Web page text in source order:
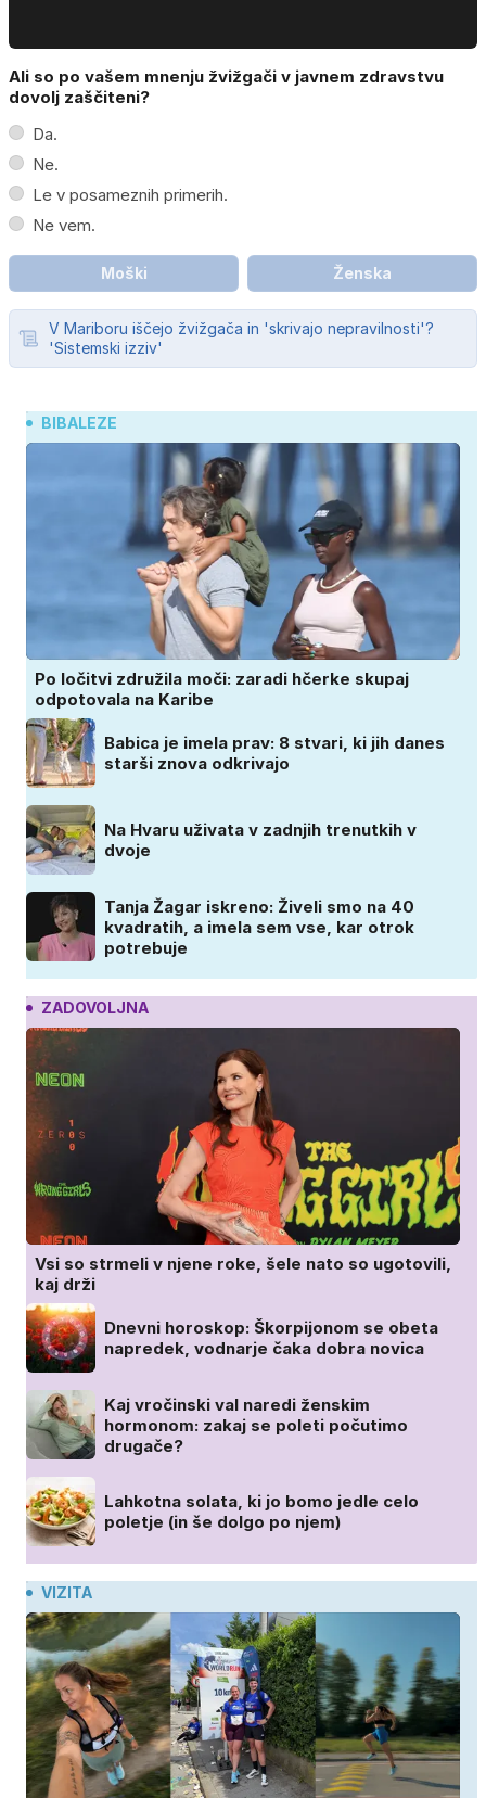
Ali so po vašem mnenju žvižgači v javnem zdravstvu
dovolj zaščiteni?
Da.
Ne.
Le v posameznih primerih.
Ne vem.
Moški Ženska
V Mariboru iščejo žvižgača in 'skrivajo nepravilnosti'?
'Sistemski izziv'
BIBALEZE
Po ločitvi združila moči: zaradi hčerke skupaj
odpotovala na Karibe
Babica je imela prav: 8 stvari, ki jih danes
starši znova odkrivajo
Na Hvaru uživata v zadnjih trenutkih v
dvoje
Tanja Žagar iskreno: Živeli smo na 40
kvadratih, a imela sem vse, kar otrok
potrebuje
ZADOVOLJNA
Vsi so strmeli v njene roke, šele nato so ugotovili,
kaj drži
Dnevni horoskop: Škorpijonom se obeta
napredek, vodnarje čaka dobra novica
Kaj vročinski val naredi ženskim
hormonom: zakaj se poleti počutimo
drugače?
Lahkotna solata, ki jo bomo jedle celo
poletje (in še dolgo po njem)
VIZITA